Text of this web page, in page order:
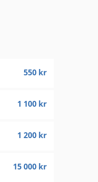
550 kr
1 100 kr
1 200 kr
15 000 kr